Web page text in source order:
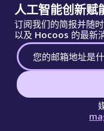
人工智能创新赋
订阅我们的简报并随
以及 Hocoos 的最新